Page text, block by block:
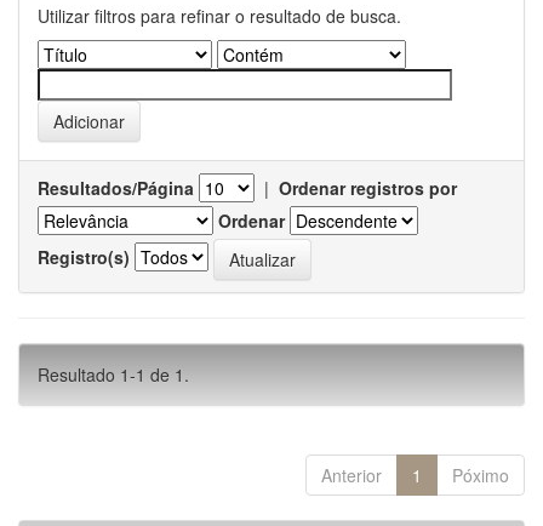
Utilizar filtros para refinar o resultado de busca.
Resultados/Página | Ordenar registros por
Ordenar
Registro(s)
Resultado 1-1 de 1.
Anterior 1 Póximo